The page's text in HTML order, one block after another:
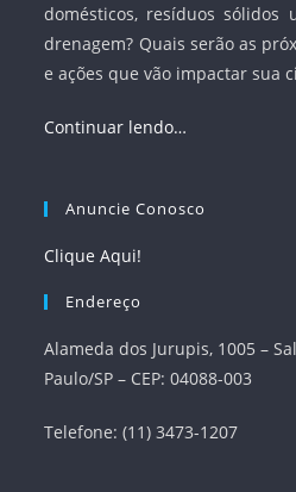
domésticos, resíduos sólidos
drenagem? Quais serão as
e ações que vão impactar sua
Continuar lendo…
Anuncie Conosco
Clique Aqui!
Endereço
Alameda dos Jurupis, 1005 –
Paulo/SP – CEP: 04088-003
Telefone: (11) 3473-1207